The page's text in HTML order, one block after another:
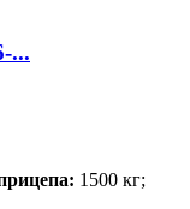
...
1500 кг;